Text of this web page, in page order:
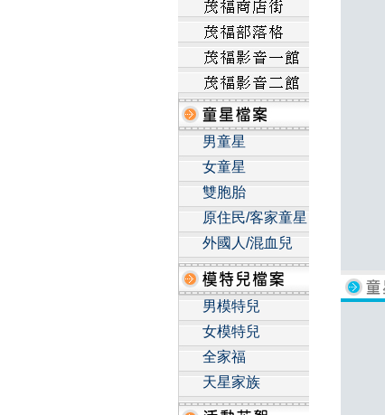
男童星
女童星
雙胞胎
原住民/客家童星
外國人/混血兒
男模特兒
女模特兒
全家福
天星家族